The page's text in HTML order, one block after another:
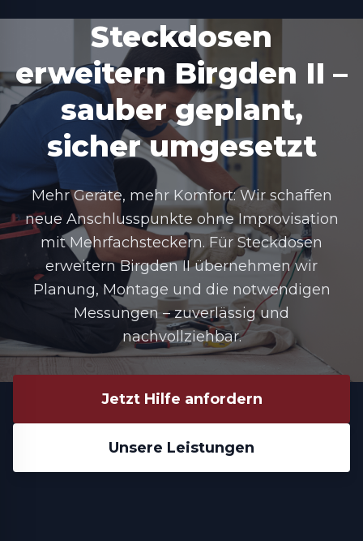
Steckdosen
erweitern Birgden II –
sauber geplant,
sicher umgesetzt
Mehr Geräte, mehr Komfort: Wir schaffen
neue Anschlusspunkte ohne Improvisation
mit Mehrfachsteckern. Für Steckdosen
erweitern Birgden II übernehmen wir
Planung, Montage und die notwendigen
Messungen – zuverlässig und
nachvollziehbar.
Jetzt Hilfe anfordern
Unsere Leistungen